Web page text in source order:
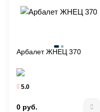
Арбалет ЖНЕЦ 370
5.0
0 руб.